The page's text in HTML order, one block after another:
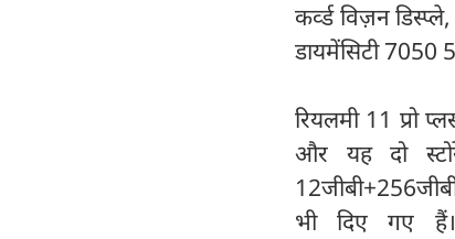
कर्व्ड विज़न
डायमेंसिटी 7050
रियलमी 11 प्रो
और यह दो
भी दिए गए हैं।